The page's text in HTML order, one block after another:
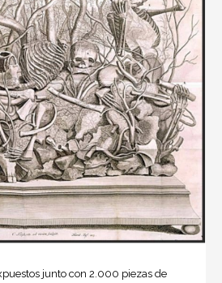
junto con 2.000 piezas de